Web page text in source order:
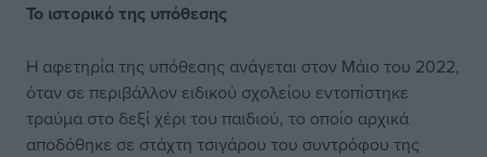
Το ιστορικό της υπόθεσης
Η αφετηρία της υπόθεσης ανάγεται στον Μάιο του 2022,
όταν σε περιβάλλον ειδικού σχολείου εντοπίστηκε
τραύμα στο δεξί χέρι του παιδιού, το οποίο αρχικά
αποδόθηκε σε στάχτη τσιγάρου του συντρόφου της